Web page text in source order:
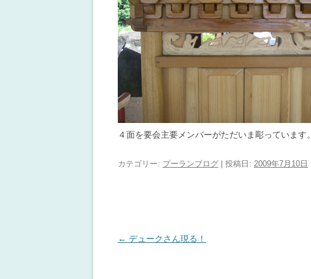
４面を要会主要メンバーがただいま彫っています。
カテゴリー: プーランブログ | 投稿日: 2009年7月10日
投稿ナビゲーション
← デュークさん現る！